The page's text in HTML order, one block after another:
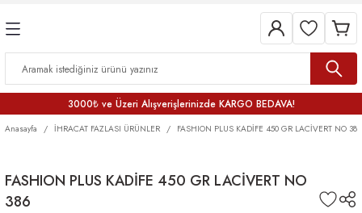
3000₺ ve Üzeri Alışverişlerinizde KARGO BEDAVA!
Anasayfa İHRACAT FAZLASI ÜRÜNLER FASHION PLUS KADİFE 450 GR LACİVERT NO 386
FASHION PLUS KADİFE 450 GR LACİVERT NO
386